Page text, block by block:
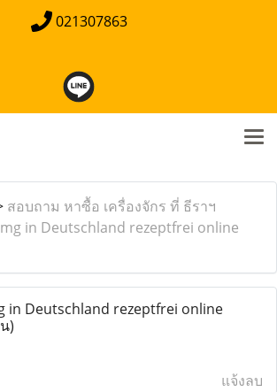
021307863
สอบถาม หาซื้อ เครื่องจักร ที่ ธีราฯ
in Deutschland rezeptfrei online
in Deutschland rezeptfrei online
)
แจ้งลบ